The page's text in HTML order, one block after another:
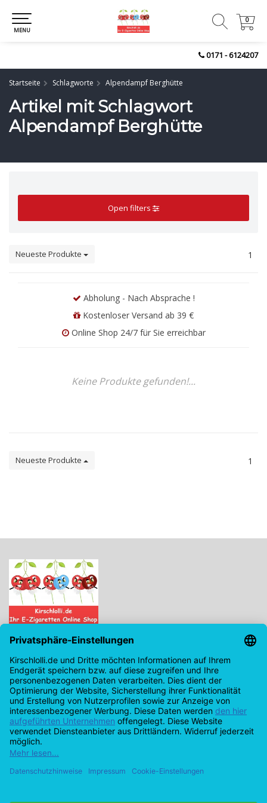
0171 - 6124207
0
0
MENU
Startseite Schlagworte Alpendampf Berghütte
Artikel mit Schlagwort
Alpendampf Berghütte
Open filters
Neueste Produkte 1
Abholung - Nach Absprache !
Kostenloser Versand ab 39 €
Online Shop 24/7 für Sie erreichbar
Keine Produkte gefunden!...
Neueste Produkte 1
Kirschlolli.de - Ihr E-Zigaretten Online Shop
Kirchplatz 7, 96114 Hirschaid
0171 - 6124207
info@kirschlolli.de
USt-IdNr.: DE321609131
Kundendienst